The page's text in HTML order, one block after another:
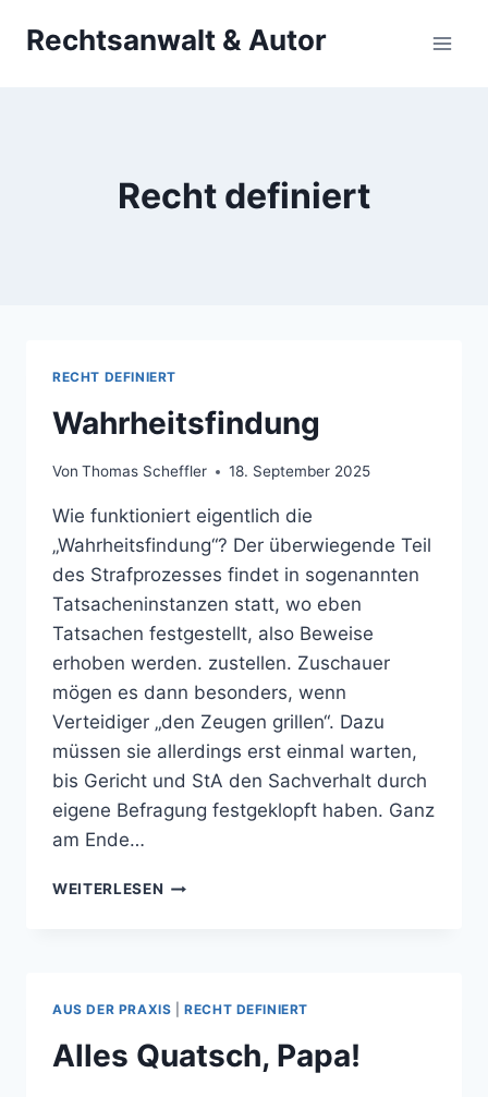
InhaltRechtsanwalt & Autor
Recht definiert
RECHT DEFINIERT
Wahrheitsfindung
Von Thomas Scheffler 18. September 2025
Wie funktioniert eigentlich die
„Wahrheitsfindung“? Der überwiegende Teil
des Strafprozesses findet in sogenannten
Tatsacheninstanzen statt, wo eben
Tatsachen festgestellt, also Beweise
erhoben werden. zustellen. Zuschauer
mögen es dann besonders, wenn
Verteidiger „den Zeugen grillen“. Dazu
müssen sie allerdings erst einmal warten,
bis Gericht und StA den Sachverhalt durch
eigene Befragung festgeklopft haben. Ganz
am Ende…
WEITERLESEN WAHRHEITSFINDUNG
AUS DER PRAXIS |RECHT DEFINIERT
Alles Quatsch, Papa!